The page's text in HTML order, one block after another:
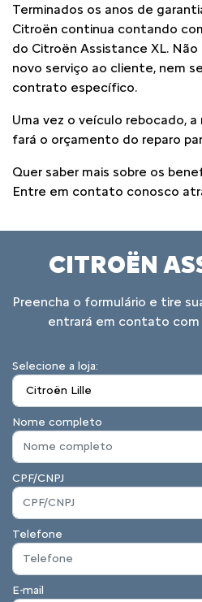
Terminados os anos de
Citroën continua contando
do Citroën Assistance XL.
novo serviço ao cliente, nem
contrato específico.
Uma vez o veículo rebocado, a
fará o orçamento do reparo
Quer saber mais sobre os
Entre em contato conosco
CITROËN
Preencha o formulário e tire
entrará em contato com
Selecione a loja:
Nome completo
CPF/CNPJ
Telefone
E-mail